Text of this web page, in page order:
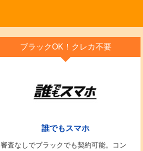
ブラックOK！クレカ不要
誰でもスマホ
審査なしでブラックでも契約可能。コン